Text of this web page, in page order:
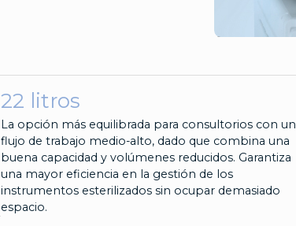
22 litros
La opción más equilibrada para consultorios con un
flujo de trabajo medio-alto, dado que combina una
buena capacidad y volúmenes reducidos. Garantiza
una mayor eficiencia en la gestión de los
instrumentos esterilizados sin ocupar demasiado
espacio.